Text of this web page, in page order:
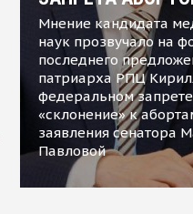
Мнение кандидата
наук прозвучало на
последнего
патриарха РПЦ
федеральном
«склонение» к
заявления сенатора
Павловой